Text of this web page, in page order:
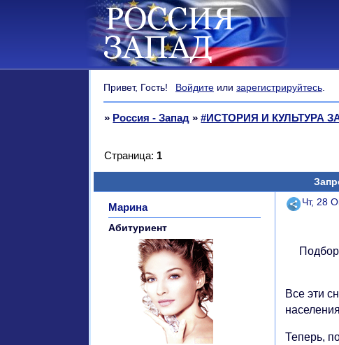
Привет, Гость! Войдите илизарегистрируйтесь.
» Россия - Запад »#ИСТОРИЯ И КУЛЬТУРА
Страница: 1
Чт, 28
Марина
Абитуриент
Все эти
Теперь,